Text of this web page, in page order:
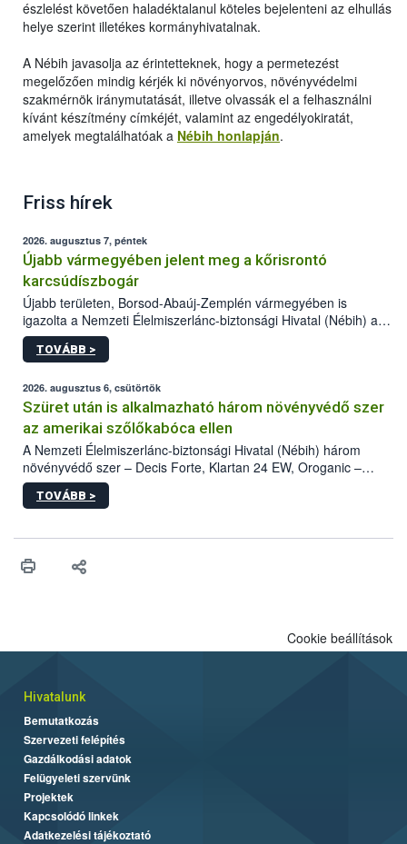
észlelést követően haladéktalanul köteles bejelenteni az elhullás
helye szerint illetékes kormányhivatalnak.
A Nébih javasolja az érintetteknek, hogy a permetezést
megelőzően mindig kérjék ki növényorvos, növényvédelmi
szakmérnök iránymutatását, illetve olvassák el a felhasználni
kívánt készítmény címkéjét, valamint az engedélyokiratát,
amelyek megtalálhatóak a Nébih honlapján.
Friss hírek
2026. augusztus 7, péntek
Újabb vármegyében jelent meg a kőrisrontó
karcsúdíszbogár
Újabb területen, Borsod-Abaúj-Zemplén vármegyében is
igazolta a Nemzeti Élelmiszerlánc-biztonsági Hivatal (Nébih) a
kőrisrontó karcsúdíszbogár (Agrilus planipennis) jelenlétét. A
kártevőt nem csak színcsapdában találták meg, de már fertőzött
az intenzív felderítést, emellett az intézkedéseket a szlovák
hatósággal is összehangolják a terjedés megállítása érdekében.
TOVÁBB >
2026. augusztus 6, csütörtök
Szüret után is alkalmazható három növényvédő szer
az amerikai szőlőkabóca ellen
A Nemzeti Élelmiszerlánc-biztonsági Hivatal (Nébih) három
növényvédő szer – Decis Forte, Klartan 24 EW, Oroganic –
engedélyokiratát módosította, így azok a szüretet követően,
egészen a vesszőérettség (BBCH 91) stádiumáig
érésű szőlőkben is legyen lehetőség a károsító elleni további
felhasználók számára is elérhető és ökológiai termesztésben is
TOVÁBB >
Cookie beállítások
Hivatalunk
Bemutatkozás
Szervezeti felépítés
Gazdálkodási adatok
Felügyeleti szervünk
Projektek
Kapcsolódó linkek
Adatkezelési tájékoztató